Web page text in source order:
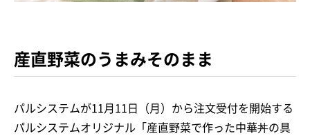
産直野菜のうまみそのまま
パルシステムが11月11日（月）から注文受付を開始する
パルシステムオリジナル「産直野菜で作った中華丼の具